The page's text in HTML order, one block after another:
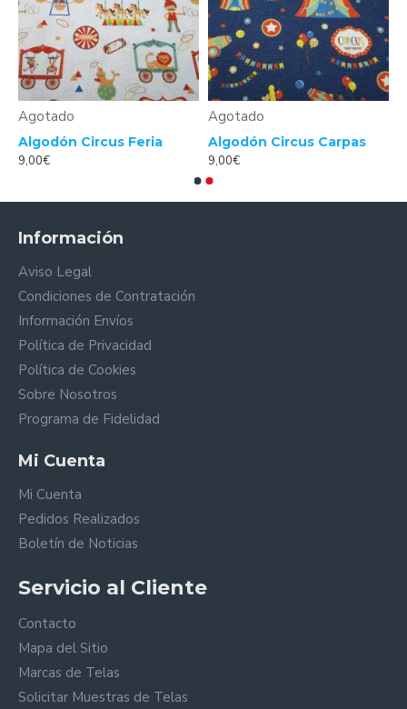
Agotado
Algodón Circus Feria
9,00€
Agotado
Algodón Circus Carpas
9,00€
Información
Aviso Legal
Condiciones de Contratación
Información Envíos
Política de Privacidad
Política de Cookies
Sobre Nosotros
Programa de Fidelidad
Mi Cuenta
Mi Cuenta
Pedidos Realizados
Boletín de Noticias
Servicio al Cliente
Contacto
Mapa del Sitio
Marcas de Telas
Solicitar Muestras de Telas